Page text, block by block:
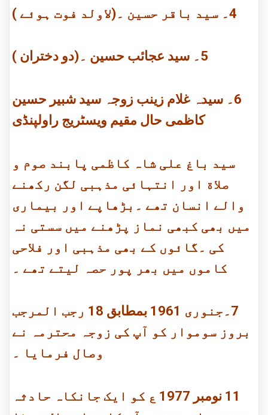
4۔ سید باقر حسین ۔(لاولد فوت ہوئے )
5۔ سید عجائب حسین ۔(دو دختران )
6۔ سیدہ غلام زینب زوجہ سید شبیر حسین
کاظمی حال مقیم ویسٹریج راولپنڈی
سید باغ علی شاہ کاظمی پابند صوم و
صلاة اور انتہائی مذہبی لگن رکھنے
والے انسان تھے ۔بڑھاپے اور بیماری
میں بھی کبھی نماز پڑھنے میں سستی نہ
کی ۔گائوں کے بھی مذہبی اور فلاحی
کاموں میں بھر پور حصہ لیتے تھے ۔
7۔جنوری 1961 بمطابق 18 رجب المرجب
بروز سوموار کو آپ کی زوجہ محترمہ نے
وصال فرمایا ۔
11 نومبر 1977 ع کو ایک جانکاہ حادثہ